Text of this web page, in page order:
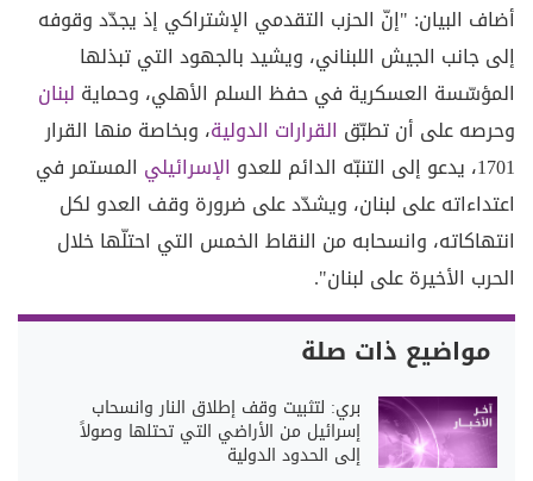
أضاف البيان: "إنّ الحزب التقدمي الإشتراكي إذ يجدّد وقوفه
إلى جانب الجيش اللبناني، ويشيد بالجهود التي تبذلها
المؤسّسة العسكرية في حفظ السلم الأهلي، وحماية لبنان
وحرصه على أن تطبّق القرارات الدولية، وبخاصة منها القرار
1701، يدعو إلى التنبّه الدائم للعدو
الإسرائيلي المستمر في
اعتداءاته على لبنان، ويشدّد على ضرورة وقف العدو لكل
انتهاكاته، وانسحابه من النقاط الخمس التي احتلّها خلال
الحرب الأخيرة على لبنان".
مواضيع ذات صلة
بري: لتثبيت وقف إطلاق النار وانسحاب
إسرائيل من الأراضي التي تحتلها وصولاً
إلى الحدود الدولية